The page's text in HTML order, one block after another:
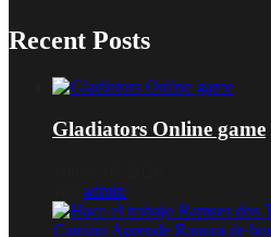
Recent Posts
Gladiators Online game
admin